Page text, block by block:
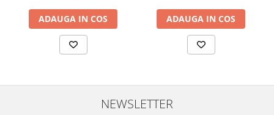
Vinuri Casa Isarescu
Accesorii Boromir
Dulciurile Feleacul
Halva
ADAUGA IN COS ADAUGA IN COS
NEWSLETTER